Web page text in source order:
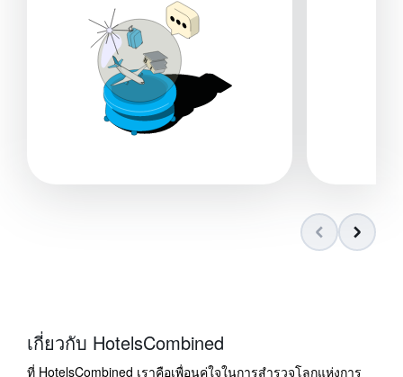
เกี่ยวกับ HotelsCombined
ที่ HotelsCombined เราคือเพื่อนคู่ใจในการสำรวจโลกแห่งการ